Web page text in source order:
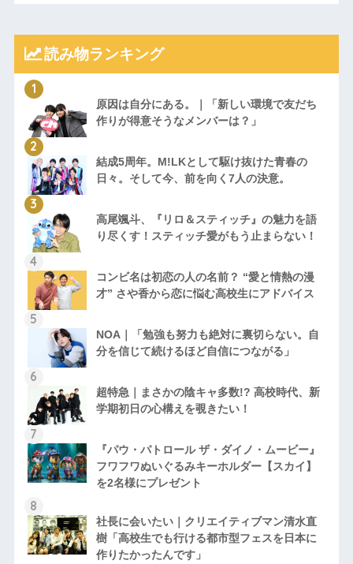
読み物ランキング
原因は自分にある。｜「新しい環境で友だち
作りが得意そうなメンバーは？」
結成5周年。M!LKとして駆け抜けた青春の
日々。そして今、前を向く7人の決意。
高尾颯斗、『リロ＆スティッチ』の魅力を語
り尽くす！スティッチ愛がもう止まらない！
コンビ名は初恋の人の名前？ “愛と情熱の漫
才” さや香から恋に悩む高校生にアドバイス
NOA｜「勉強も努力も絶対に裏切らない。自
分を信じて続けるほど自信につながる」
超特急｜まさかの陰キャ多数!? 高校時代、新
学期初日の心構えを覗きたい！
『パウ・パトロール ザ・ダイノ・ムービー』
フワフワぬいぐるみキーホルダー【スカイ】
を2名様にプレゼント
社長に会いたい｜クリエイティブマン清水直
樹「高校生でも行ける都市型フェスを日本に
作りたかったんです」